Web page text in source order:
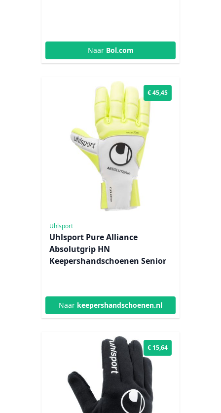
Naar Bol.com
€ 45,45
Uhlsport
Uhlsport Pure Alliance
Absolutgrip HN
Keepershandschoenen Senior
Naar keepershandschoenen.nl
€ 15,64